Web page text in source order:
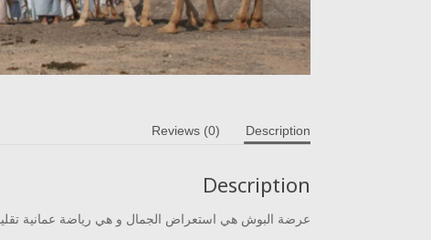
Description
Reviews (0)
Description
عرضة البوش هي استعراض الجمال و هي رياضة عمانية